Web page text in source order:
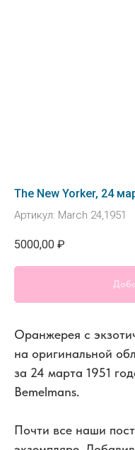
The New Yorker, 24
Артикул: March 24,1951
5000,00 ₽
Оранжерея с
на оригинальной
за 24 марта 1951
Bemelmans.
Почти все наши